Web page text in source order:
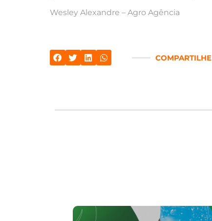
Wesley Alexandre – Agro Agência
COMPARTILHE